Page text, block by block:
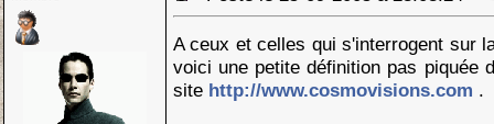
A ceux et celles qui s'interrogent sur
voici une petite définition pas piquée
site http://www.cosmovisions.com .